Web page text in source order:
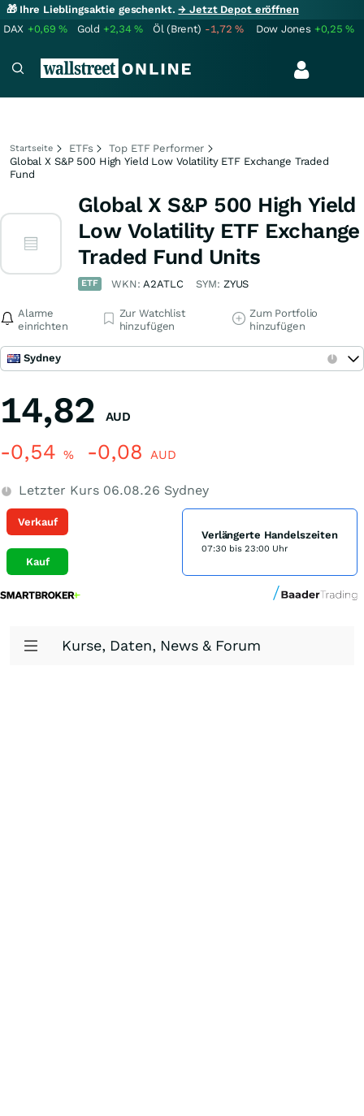
🎁 Ihre Lieblingsaktie geschenkt.→ Jetzt Depot eröffnen
DAX +0,69% Gold +2,34% Öl (Brent) -1,72% Dow Jones +0,25%
Startseite ETFs
Top ETF Performer
Global X S&P 500 High Yield Low Volatility ETF Exchange Traded
Fund
Global X S&P 500 High Yield
Low Volatility ETF Exchange
Traded Fund Units
ETF WKN:A2ATLC SYM: ZYUS
Alarme
einrichten
Zur Watchlist
hinzufügen
Zum Portfolio
hinzufügen
Sydney
14,82 AUD
-0,54 % -0,08 AUD
Letzter Kurs 06.08.26 Sydney
Verkauf
Kauf
Verlängerte Handelszeiten
07:30 bis 23:00 Uhr
Kurse, Daten, News & Forum